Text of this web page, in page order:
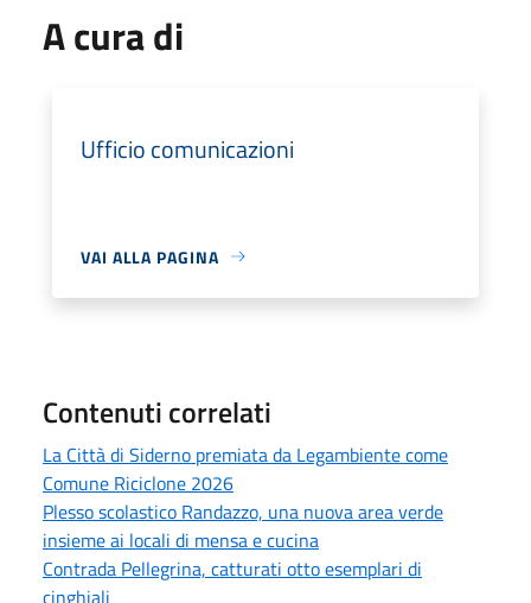
A cura di
Ufficio comunicazioni
VAI ALLA PAGINA
Contenuti correlati
La Città di Siderno premiata da Legambiente come
Comune Riciclone 2026
Plesso scolastico Randazzo, una nuova area verde
insieme ai locali di mensa e cucina
Contrada Pellegrina, catturati otto esemplari di
cinghiali